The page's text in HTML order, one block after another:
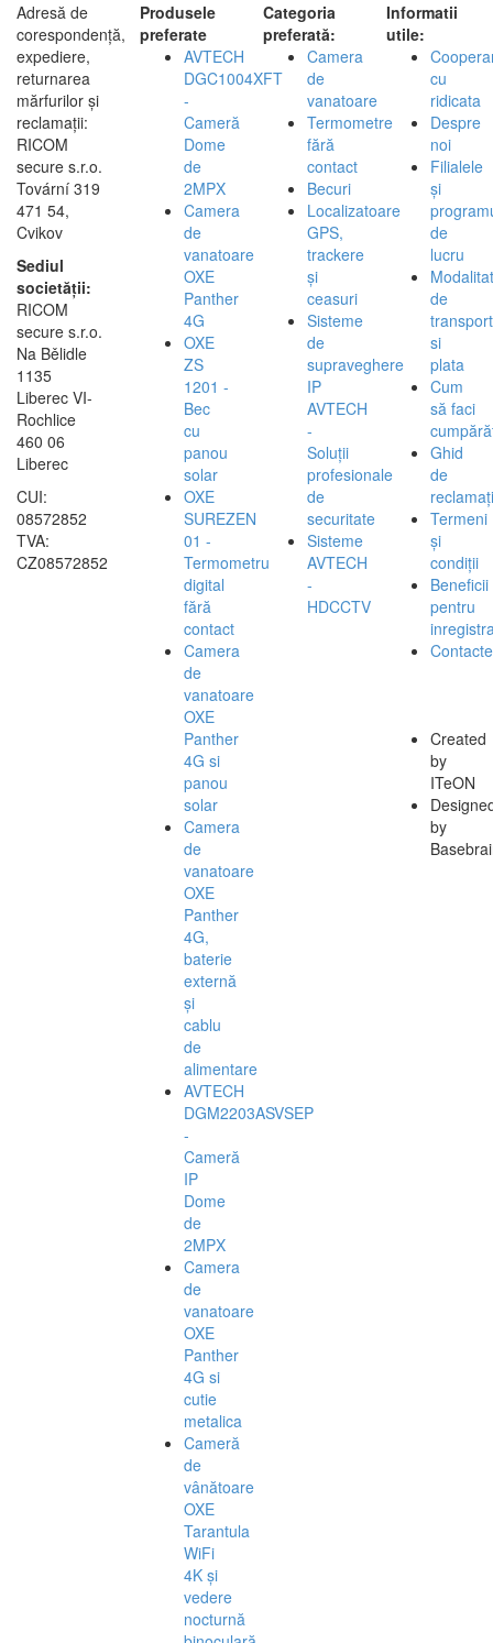
Adresă de
corespondență,
expediere,
returnarea
mărfurilor și
reclamații:
RICOM
secure s.r.o.
Tovární 319
471 54,
Cvikov
Sediul
societății:
RICOM
secure s.r.o.
Na Bělidle
1135
Liberec VI-
Rochlice
460 06
Liberec
CUI:
08572852
TVA:
CZ08572852
Produsele
preferate
AVTECH
DGC1004XFT
-
Cameră
Dome
de
2MPX
Camera
de
vanatoare
OXE
Panther
4G
OXE
ZS
1201 -
Bec
cu
panou
solar
OXE
SUREZEN
01 -
Termometru
digital
fără
contact
Camera
de
vanatoare
OXE
Panther
4G si
panou
solar
Camera
de
vanatoare
OXE
Panther
4G,
baterie
externă
și
cablu
de
alimentare
AVTECH
DGM2203ASVSEP
-
Cameră
IP
Dome
de
2MPX
Camera
de
vanatoare
OXE
Panther
4G si
cutie
metalica
Cameră
de
vânătoare
OXE
Tarantula
WiFi
4K și
vedere
nocturnă
Categoria
preferată:
Camera
de
vanatoare
Termometre
fără
contact
Becuri
Localizatoare
GPS,
trackere
și
ceasuri
Sisteme
de
supraveghere
IP
AVTECH
-
Soluții
profesionale
de
securitate
Sisteme
AVTECH
-
HDCCTV
Informatii
utile:
cu
ridicata
Despre
noi
Filialele
și
de
lucru
de
transport
si
plata
Cum
să faci
Ghid
de
Termeni
și
condiții
Beneficii
pentru
Contacte
Created
by
ITeON
by